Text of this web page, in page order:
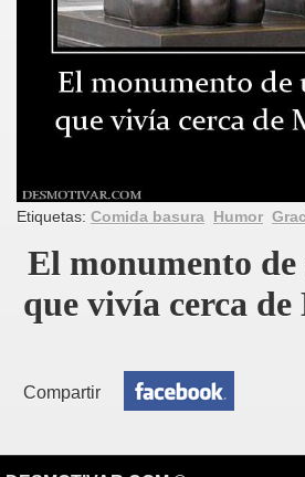
Etiquetas: Comida basura Humor
El monumento
que vivía cerca
Compartir